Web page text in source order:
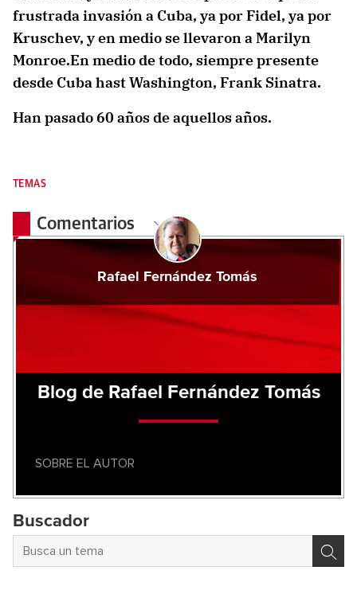
frustrada invasión a Cuba, ya por Fidel, ya por
Kruschev, y en medio se llevaron a Marilyn
Monroe.En medio de todo, siempre presente
desde Cuba hast Washington, Frank Sinatra.
Han pasado 60 años de aquellos años.
TEMAS
Comentarios
Rafael Fernández Tomás
Blog de Rafael Fernández Tomás
SOBRE EL AUTOR
Buscador